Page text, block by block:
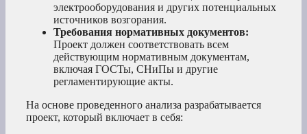
электрооборудования и других потенциальных
источников возгорания.
Требования нормативных документов:
Проект должен соответствовать всем
действующим нормативным документам,
включая ГОСТы, СНиПы и другие
регламентирующие акты.
На основе проведенного анализа разрабатывается
проект, который включает в себя: